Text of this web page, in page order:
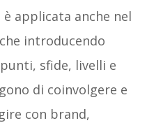
applicata anche nel
introducendo
sfide, livelli e
di coinvolgere e
con brand,